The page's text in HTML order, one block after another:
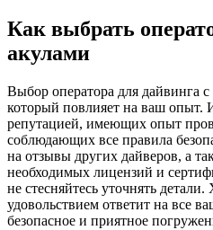
Как выбрать
акулами
Выбор оператора для дайвинга
который повлияет на ваш опыт.
репутацией, имеющих опыт
соблюдающих все правила
на отзывы других дайверов, а
необходимых лицензий и
не стесняйтесь уточнять
удовольствием ответит на все
безопасное и приятное